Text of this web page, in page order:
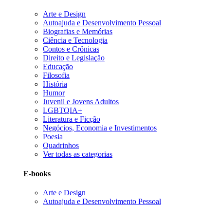
Arte e Design
Autoajuda e Desenvolvimento Pessoal
Biografias e Memórias
Ciência e Tecnologia
Contos e Crônicas
Direito e Legislação
Educação
Filosofia
História
Humor
Juvenil e Jovens Adultos
LGBTQIA+
Literatura e Ficção
Negócios, Economia e Investimentos
Poesia
Quadrinhos
Ver todas as categorias
E-books
Arte e Design
Autoajuda e Desenvolvimento Pessoal